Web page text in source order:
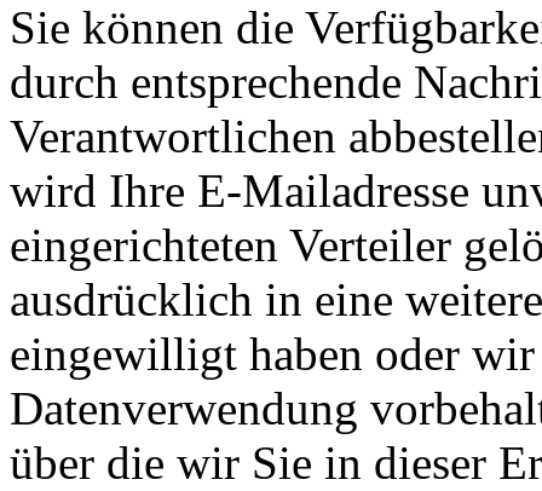
Sie können die
durch entsprechende
Verantwortlichen
wird Ihre E-Mailadresse
eingerichteten Verteiler
ausdrücklich in eine
eingewilligt haben oder wir
Datenverwendung
über die wir Sie in dieser